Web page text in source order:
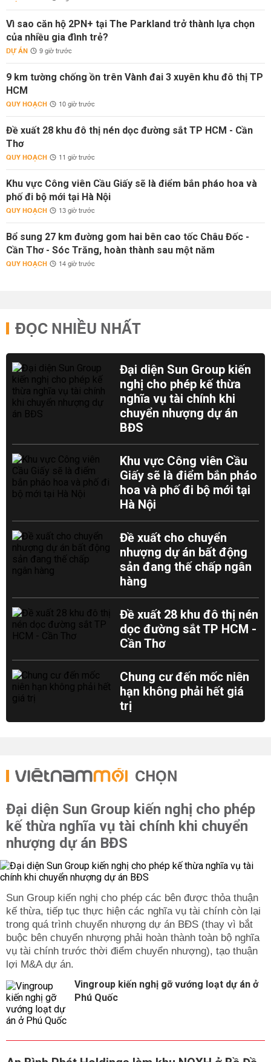
Vì sao căn hộ 2PN+ tại The Parkland trở thành lựa chọn
của nhiều gia đình trẻ?
DỰ ÁN 9 giờ trước
9 km tường chống ồn trên Vành đai 3 xuyên khu đô thị TP
HCM
QUY HOẠCH 10 giờ trước
Đề xuất 28 khu đô thị nén dọc đường sắt TP HCM - Cần
Thơ
QUY HOẠCH 11 giờ trước
Khu vực Công viên Cầu Giấy sẽ là điểm bắn pháo hoa và
phố đi bộ mới tại Hà Nội
QUY HOẠCH 13 giờ trước
Bổ sung 27 km đường gom hai bên cao tốc Châu Đốc -
Cần Thơ - Sóc Trăng, hoàn thành sau một năm
QUY HOẠCH 14 giờ trước
ĐỌC NHIỀU NHẤT
Đại diện Sun Group kiến
nghị cho phép kế thừa
nghĩa vụ tài chính khi
chuyển nhượng dự án
BĐS
Khu vực Công viên Cầu
Giấy sẽ là điểm bắn pháo
hoa và phố đi bộ mới tại
Hà Nội
Đề xuất cho chuyển
nhượng dự án bất động
sản đang thế chấp ngân
hàng
Đề xuất 28 khu đô thị nén
dọc đường sắt TP HCM -
Cần Thơ
Chung cư đến mốc niên
hạn không phải hết giá
trị
CHỌN
Đại diện Sun Group kiến nghị cho phép
kế thừa nghĩa vụ tài chính khi chuyển
nhượng dự án BĐS
Sun Group kiến nghị cho phép các bên được thỏa thuận
kế thừa, tiếp tục thực hiện các nghĩa vụ tài chính còn lại
trong quá trình chuyển nhượng dự án BĐS (thay vì bắt
buộc bên chuyển nhượng phải hoàn thành toàn bộ nghĩa
vụ tài chính trước thời điểm chuyển nhượng), tạo thuận
lợi M&A dự án.
Vingroup kiến nghị gỡ vướng loạt dự án ở
Phú Quốc